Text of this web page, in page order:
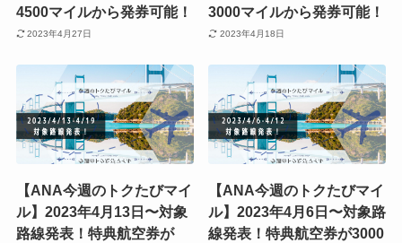
4500マイルから発券可能！
2023年4月27日
3000マイルから発券可能！
2023年4月18日
【ANA今週のトクたびマイ
ル】2023年4月13日〜対象
路線発表！特典航空券が
【ANA今週のトクたびマイ
ル】2023年4月6日〜対象路
線発表！特典航空券が3000